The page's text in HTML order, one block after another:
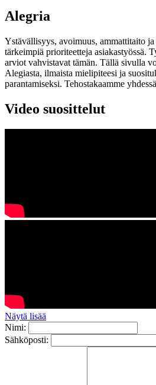
Alegria
Ystävällisyys, avoimuus, ammattitaito
tärkeimpiä prioriteetteja asiakastyössä.
arviot vahvistavat tämän. Tällä sivulla
Alegiasta, ilmaista mielipiteesi ja
parantamiseksi. Tehostakaamme
Video suosittelut
Näytä lisää
Nimi:
Sähköposti: